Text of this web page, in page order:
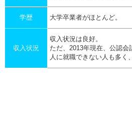
学歴 大学卒業者がほとんど。
収入状況
収入状況は良好。
ただ、2013年現在、公認
人に就職できない人も多く